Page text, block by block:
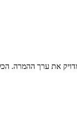
את ערך ההמרה.